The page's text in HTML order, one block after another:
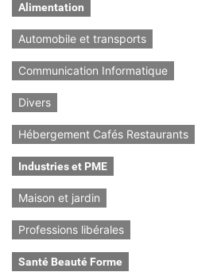
Alimentation
Automobile et transports
Communication Informatique
Divers
Hébergement Cafés Restaurants
Industries et PME
Maison et jardin
Professions libérales
Santé Beauté Forme